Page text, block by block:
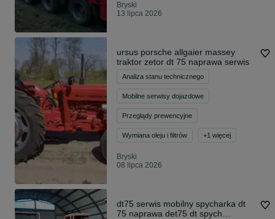
Bryski
13 lipca 2026
ursus porsche allgaier massey
traktor zetor dt 75 naprawa serwis
Analiza stanu technicznego
Mobilne serwisy dojazdowe
Przeglądy prewencyjne
Wymiana oleju i filtrów +1 więcej
Bryski
08 lipca 2026
dt75 serwis mobilny spycharka dt
75 naprawa det75 dt spych